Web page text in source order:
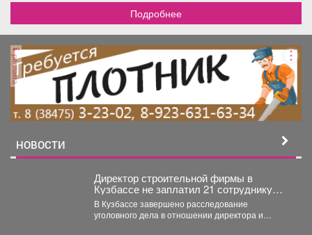
Подробнее
реклама
НОВОСТИ
Директор строительной фирмы в
Кузбассе не заплатил 21 сотруднику
деньги
В Кузбассе завершено расследование
уголовного дела в отношении директора и